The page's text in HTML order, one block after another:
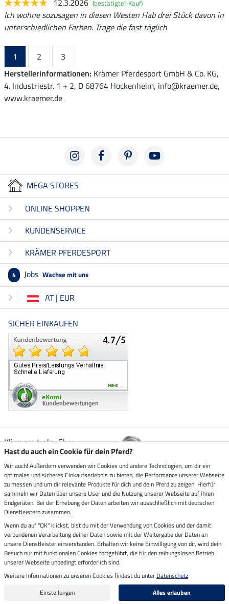
12.3.2026 (bestätigter Kauf)
Ich wohne sozusagen in diesen Westen Hab drei Stück davon in
unterschiedlichen Farben. Trage die fast täglich
1 2
3
Herstellerinformationen: Krämer Pferdesport GmbH & Co. KG,
4. Industriestr. 1 + 2, D 68764 Hockenheim, info@kraemer.de,
www.kraemer.de
MEGA STORES
ONLINE SHOPPEN
KUNDENSERVICE
KRÄMER PFERDESPORT
4 Jobs Wachse mit uns
AT | EUR
SICHER EINKAUFEN
Klimaneutraler Shop
Zustellung durch
Sicher bezahlen mit
Vorkasse
Impressum
Letzte Aktualisierung am 06.08.2026 um 14:39
Alle Preise in Euro inkl. MwSt. zzgl.
Versandkosten
Hast du auch ein Cookie für dein Pferd?
Wir auch! Außerdem verwenden wir Cookies und andere Technologien, um dir ein
optimales und sicheres Einkaufserlebnis zu bieten, die Performance unserer Webseite
zu messen und um dir relevante Produkte für dich und dein Pferd zu zeigen! Hierfür
sammeln wir Daten über unsere User und die Nutzung unserer Webseite auf ihren
Endgeräten. Bei der Erhebung der Daten arbeiten wir ausschließlich mit deutschen
Dienstleistern zusammen.
Wenn du auf "OK" klickst, bist du mit der Verwendung von Cookies und der damit
verbundenen Verarbeitung deiner Daten sowie mit der Weitergabe der Daten an
unsere Dienstleister einverstanden. Erhalten wir keine Einwilligung von dir, wird dein
Besuch nur mit funktionalen Cookies fortgeführt, die für den reibungslosen Betrieb
unserer Webseite unbedingt erforderlich sind.
Weitere Informationen zu unseren Cookies findest du unter Datenschutz.
Einstellungen
Alles erlauben